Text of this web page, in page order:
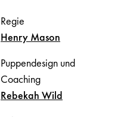
Regie
Henry Mason
Puppendesign und
Coaching
Rebekah Wild